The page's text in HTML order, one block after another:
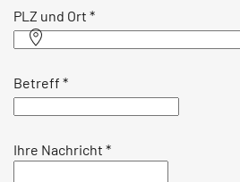
PLZ und Ort *
Betreff *
Ihre Nachricht *